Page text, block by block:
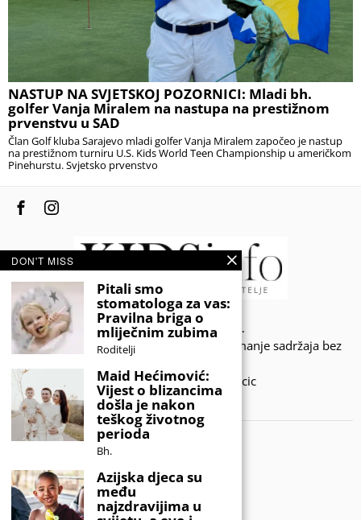
NASTUP NA SVJETSKOJ POZORNICI: Mladi bh.
golfer Vanja Miralem na nastupa na prestižnom
prvenstvu u SAD
Član Golf kluba Sarajevo mladi golfer Vanja Miralem započeo je nastup
na prestižnom turniru U.S. Kids World Teen Championship u američkom
Pinehurstu. Svjetsko prvenstvo
© 2020 - KIDSINFO.BA.
Sva prava zadržana. Zabranjeno preuzimanje sadržaja bez
Developed by Amar SIjercic
IZAŠAO JE NOVI MAGAZIN!
DON'T MISS
Pitali smo
stomatologa za vas:
Pravilna briga o
mliječnim zubima
Roditelji
Maid Hećimović:
Vijest o blizancima
došla je nakon
teškog životnog
perioda
Bh.
Azijska djeca su
među
najzdravijima u